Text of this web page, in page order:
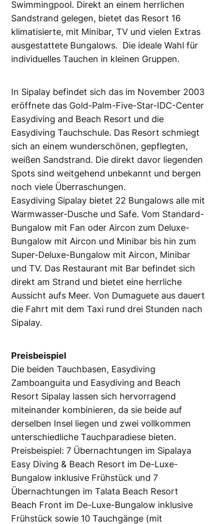
Swimmingpool. Direkt an einem herrlichen
Sandstrand gelegen, bietet das Resort 16
klimatisierte, mit Minibar, TV und vielen Extras
ausgestattete Bungalows. Die ideale Wahl für
individuelles Tauchen in kleinen Gruppen.
In Sipalay befindet sich das im November 2003
eröffnete das Gold-Palm-Five-Star-IDC-Center
Easydiving and Beach Resort und die
Easydiving Tauchschule. Das Resort schmiegt
sich an einem wunderschönen, gepflegten,
weißen Sandstrand. Die direkt davor liegenden
Spots sind weitgehend unbekannt und bergen
noch viele Überraschungen.
Easydiving Sipalay bietet 22 Bungalows alle mit
Warmwasser-Dusche und Safe. Vom Standard-
Bungalow mit Fan oder Aircon zum Deluxe-
Bungalow mit Aircon und Minibar bis hin zum
Super-Deluxe-Bungalow mit Aircon, Minibar
und TV. Das Restaurant mit Bar befindet sich
direkt am Strand und bietet eine herrliche
Aussicht aufs Meer. Von Dumaguete aus dauert
die Fahrt mit dem Taxi rund drei Stunden nach
Sipalay.
Preisbeispiel
Die beiden Tauchbasen, Easydiving
Zamboanguita und Easydiving and Beach
Resort Sipalay lassen sich hervorragend
miteinander kombinieren, da sie beide auf
derselben Insel liegen und zwei vollkommen
unterschiedliche Tauchparadiese bieten.
Preisbeispiel: 7 Übernachtungen im Sipalaya
Easy Diving & Beach Resort im De-Luxe-
Bungalow inklusive Frühstück und 7
Übernachtungen im Talata Beach Resort
Beach Front im De-Luxe-Bungalow inklusive
Frühstück sowie 10 Tauchgänge (mit